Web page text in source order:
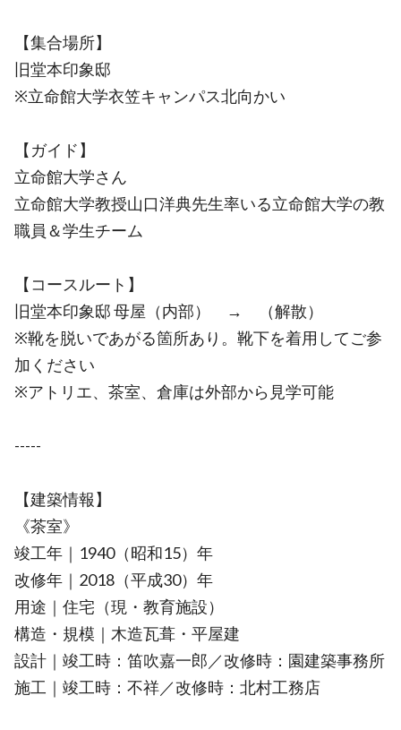
【集合場所】
旧堂本印象邸
※立命館大学衣笠キャンパス北向かい
【ガイド】
立命館大学さん
立命館大学教授山口洋典先生率いる立命館大学の教
職員＆学生チーム
【コースルート】
旧堂本印象邸 母屋（内部） → （解散）
※靴を脱いであがる箇所あり。靴下を着用してご参
加ください
※アトリエ、茶室、倉庫は外部から見学可能
-----
【建築情報】
《茶室》
竣工年｜1940（昭和15）年
改修年｜2018（平成30）年
用途｜住宅（現・教育施設）
構造・規模｜木造瓦葺・平屋建
設計｜竣工時：笛吹嘉一郎／改修時：園建築事務所
施工｜竣工時：不祥／改修時：北村工務店